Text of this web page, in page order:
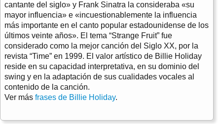
cantante del siglo» y Frank Sinatra la consideraba «su
mayor influencia» e «incuestionablemente la influencia
más importante en el canto popular estadounidense de los
últimos veinte años». El tema “Strange Fruit” fue
considerado como la mejor canción del Siglo XX, por la
revista “Time” en 1999. El valor artístico de Billie Holiday
reside en su capacidad interpretativa, en su dominio del
swing y en la adaptación de sus cualidades vocales al
contenido de la canción.
Ver más frases de Billie Holiday.